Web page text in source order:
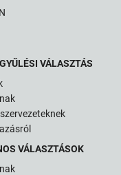
VÁLASZTÁS
VÁLASZTÁSOK